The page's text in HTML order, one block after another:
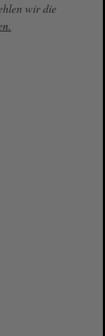
wir die